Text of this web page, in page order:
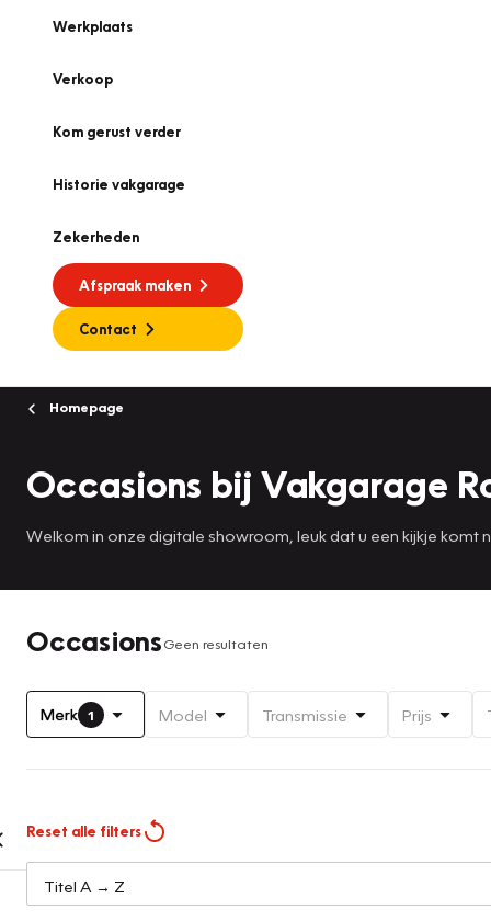
Werkplaats
Verkoop
Kom gerust verder
Historie vakgarage
Zekerheden
Afspraak maken
Contact
Homepage
Occasions bij Vakgarage
Welkom in onze digitale showroom, leuk dat u een kijkje komt
OccasionsGeen resultaten
Merk 1 Model Transmissie Prijs
Reset alle filters